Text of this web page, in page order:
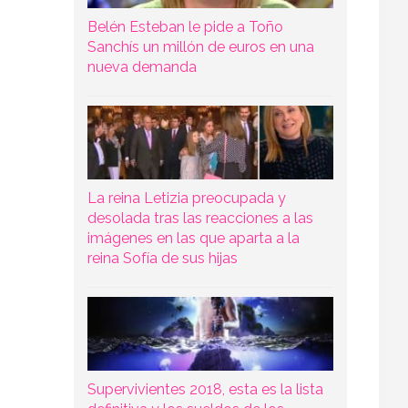
Belén Esteban le pide a Toño
Sanchís un millón de euros en una
nueva demanda
La reina Letizia preocupada y
desolada tras las reacciones a las
imágenes en las que aparta a la
reina Sofía de sus hijas
Supervivientes 2018, esta es la lista